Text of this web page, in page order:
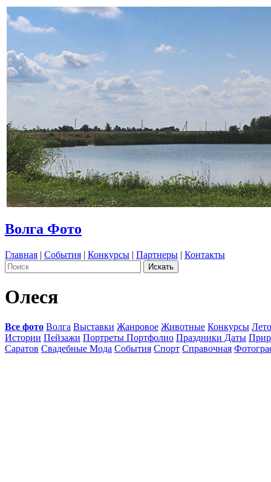
Волга Фото
Главная | События | Конкурсы | Партнеры | Контакты
Олеся
Все фото Волга Выставки Жанровое Животные Конкурсы
Истории Пейзажи Портреты Портфолио Праздники Даты
Саратов Свадебные Мода События Спорт Справочная